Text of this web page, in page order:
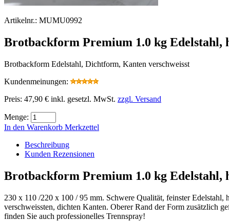
Artikelnr.: MUMU0992
Brotbackform Premium 1.0 kg Edelstahl,
Brotbackform Edelstahl, Dichtform, Kanten verschweisst
Kundenmeinungen:
Preis: 47,90 € inkl. gesetzl. MwSt. zzgl. Versand
Menge:
In den Warenkorb Merkzettel
Beschreibung
Kunden Rezensionen
Brotbackform Premium 1.0 kg Edelstahl,
230 x 110 /220 x 100 / 95 mm. Schwere Qualität, feinster
verschweissten, dichten Kanten. Oberer Rand der Form zusätzlich
finden Sie auch professionelles Trennspray!